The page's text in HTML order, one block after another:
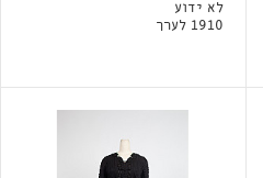
לא ידוע
1910 לערך